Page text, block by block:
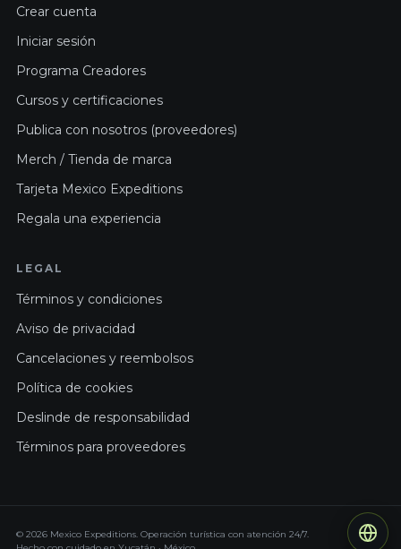
Crear cuenta
Iniciar sesión
Programa Creadores
Cursos y certificaciones
Publica con nosotros (proveedores)
Merch / Tienda de marca
Tarjeta Mexico Expeditions
Regala una experiencia
LEGAL
Términos y condiciones
Aviso de privacidad
Cancelaciones y reembolsos
Política de cookies
Deslinde de responsabilidad
Términos para proveedores
© 2026 Mexico Expeditions. Operación turística con atención 24/7.